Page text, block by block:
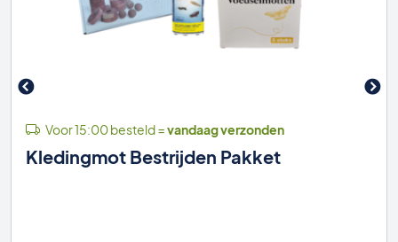
Voor 15:00 besteld =vandaag verzonden
Kledingmot Bestrijden Pakket